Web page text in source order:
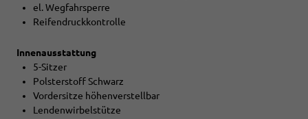
el. Wegfahrsperre
Reifendruckkontrolle
Innenausstattung
5-Sitzer
Polsterstoff Schwarz
Vordersitze höhenverstellbar
Lendenwirbelstütze